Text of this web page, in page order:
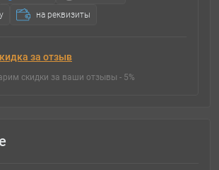
на реквизиты
за отзыв
скидки за ваши отзывы - 5%